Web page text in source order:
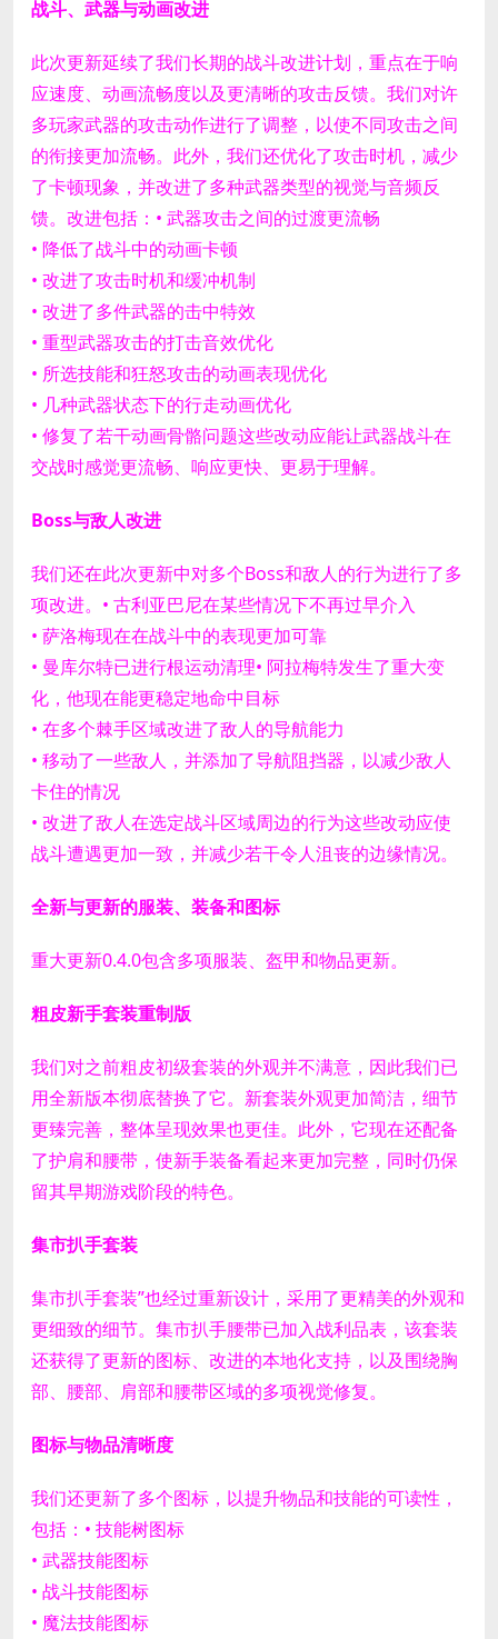
战斗、武器与动画改进
此次更新延续了我们长期的战斗改进计划，重点在于响
应速度、动画流畅度以及更清晰的攻击反馈。 我们对许
多玩家武器的攻击动作进行了调整，以使不同攻击之间
的衔接更加流畅。此外，我们还优化了攻击时机，减少
了卡顿现象，并改进了多种武器类型的视觉与音频反
馈。 改进包括： • 武器攻击之间的过渡更流畅
• 降低了战斗中的动画卡顿
• 改进了攻击时机和缓冲机制
• 改进了多件武器的击中特效
• 重型武器攻击的打击音效优化
• 所选技能和狂怒攻击的动画表现优化
• 几种武器状态下的行走动画优化
• 修复了若干动画骨骼问题这些改动应能让武器战斗在
交战时感觉更流畅、响应更快、更易于理解。
Boss与敌人改进
我们还在此次更新中对多个Boss和敌人的行为进行了多
项改进。 • 古利亚巴尼在某些情况下不再过早介入
• 萨洛梅现在在战斗中的表现更加可靠
• 曼库尔特已进行根运动清理• 阿拉梅特发生了重大变
化，他现在能更稳定地命中目标
• 在多个棘手区域改进了敌人的导航能力
• 移动了一些敌人，并添加了导航阻挡器，以减少敌人
卡住的情况
• 改进了敌人在选定战斗区域周边的行为这些改动应使
战斗遭遇更加一致，并减少若干令人沮丧的边缘情况。
全新与更新的服装、装备和图标
重大更新0.4.0包含多项服装、盔甲和物品更新。
粗皮新手套装重制版
我们对之前粗皮初级套装的外观并不满意，因此我们已
用全新版本彻底替换了它。 新套装外观更加简洁，细节
更臻完善，整体呈现效果也更佳。此外，它现在还配备
了护肩和腰带，使新手装备看起来更加完整，同时仍保
留其早期游戏阶段的特色。
集市扒手套装
集市扒手套装”也经过重新设计，采用了更精美的外观和
更细致的细节。 集市扒手腰带已加入战利品表，该套装
还获得了更新的图标、改进的本地化支持，以及围绕胸
部、腰部、肩部和腰带区域的多项视觉修复。
图标与物品清晰度
我们还更新了多个图标，以提升物品和技能的可读性，
包括： • 技能树图标
• 武器技能图标
• 战斗技能图标
• 魔法技能图标